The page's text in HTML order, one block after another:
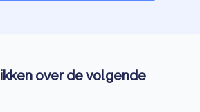
over de volgende